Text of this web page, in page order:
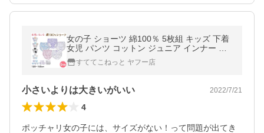
女の子 ショーツ 綿100％ 5枚組 キッズ 下着
女児 パンツ コットン ジュニア インナー 柄
アソート まとめ買い 敏感肌 爆買
すててこねっと ヤフー店
小さいよりは大きいがいい 2022/7/21
4
ポッチャリ女の子には、サイズがない！って問題が出てき